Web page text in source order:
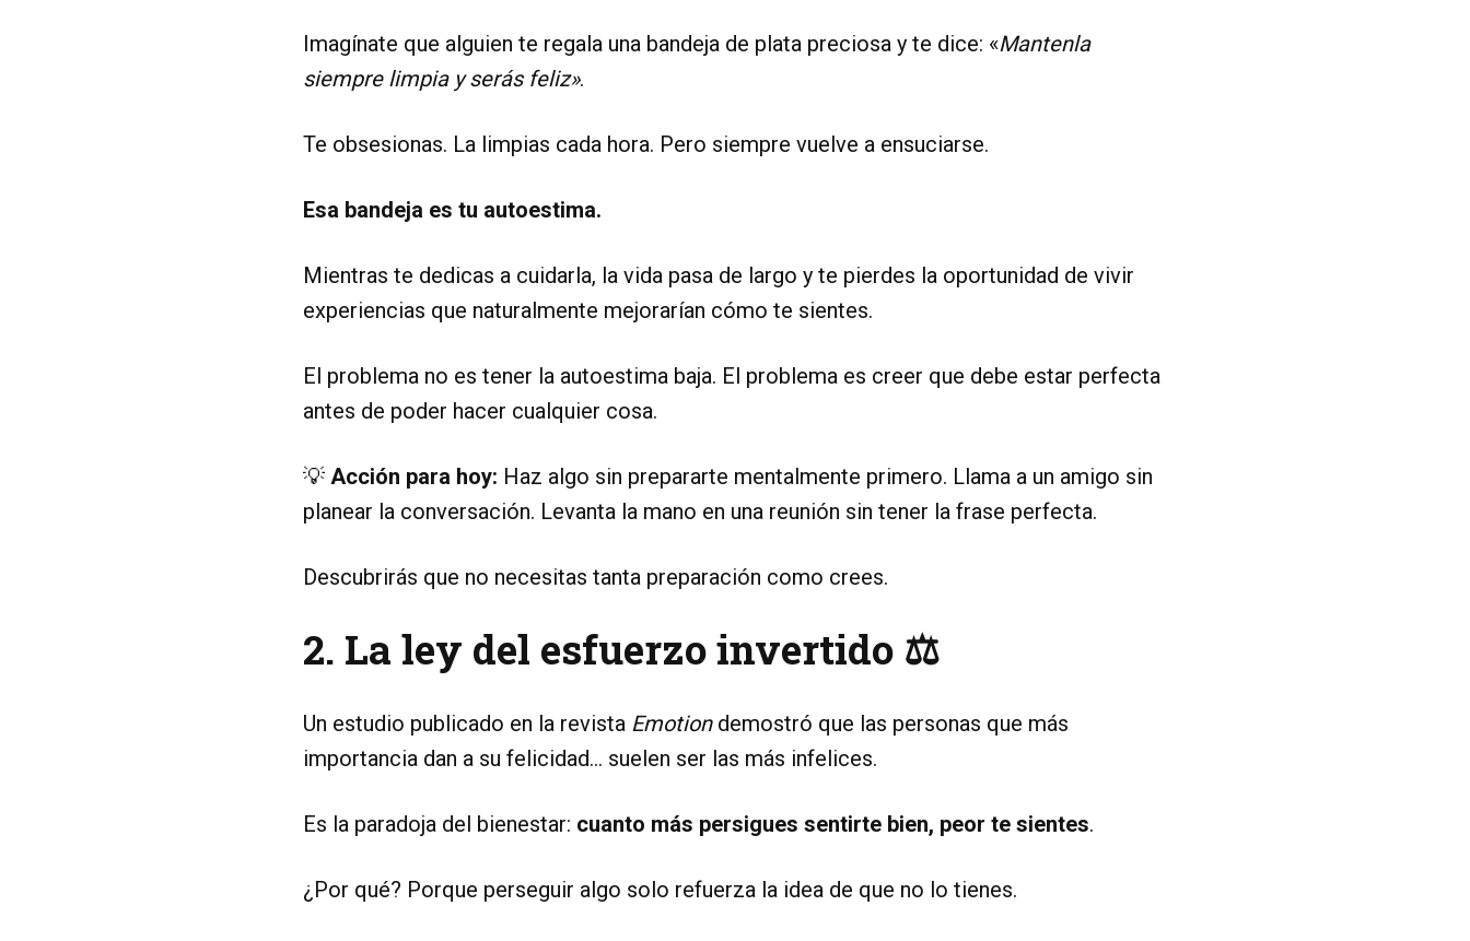
Imagínate que alguien te regala una bandeja de plata preciosa y te dice: «Mantenla
siempre limpia y serás feliz».
Te obsesionas. La limpias cada hora. Pero siempre vuelve a ensuciarse.
Esa bandeja es tu autoestima.
Mientras te dedicas a cuidarla, la vida pasa de largo y te pierdes la oportunidad de vivir
experiencias que naturalmente mejorarían cómo te sientes.
El problema no es tener la autoestima baja. El problema es creer que debe estar perfecta
antes de poder hacer cualquier cosa.
💡 Acción para hoy: Haz algo sin prepararte mentalmente primero. Llama a un amigo sin
planear la conversación. Levanta la mano en una reunión sin tener la frase perfecta.
Descubrirás que no necesitas tanta preparación como crees.
2. La ley del esfuerzo invertido ⚖️
Un estudio publicado en la revista Emotiondemostró que las personas que más
importancia dan a su felicidad… suelen ser las más infelices.
Es la paradoja del bienestar: cuanto más persigues sentirte bien, peor te sientes.
¿Por qué? Porque perseguir algo solo refuerza la idea de que no lo tienes.